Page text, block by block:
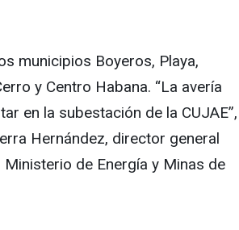
municipios Boyeros, Playa,
y Centro Habana. “La avería
en la subestación de la CUJAE”,
Hernández, director general
de Energía y Minas de